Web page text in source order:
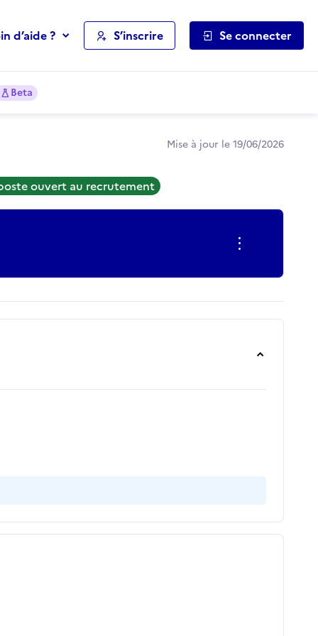
d’aide ? S’inscrire Se connecter
Beta
Mise à jour le 19/06/2026
ouvert au recrutement